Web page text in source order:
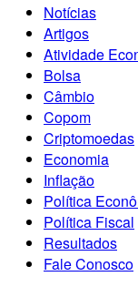
Notícias
Artigos
Atividade
Bolsa
Câmbio
Copom
Criptomoedas
Economia
Inflação
Política
Política Fiscal
Resultados
Fale Conosco